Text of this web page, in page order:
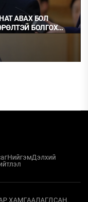
АВАХ БОЛ
БОЛГОХ
НийгэмДэлхий
ХАМГААЛАГДСАН.